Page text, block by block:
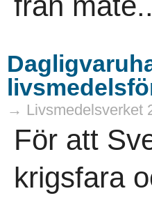
→ Livsmedelsverket
För att
krigsfara